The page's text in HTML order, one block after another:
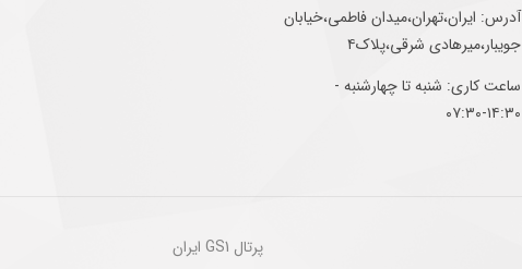
آدرس: ایران،تهران،میدان فاطمی،خیابان
جویبار،میرهادی شرقی،پلاک۴
ساعت کاری: شنبه تا چهارشنبه -
۱۴:۳۰-۰۷:۳۰
پرتال GS1 ایران